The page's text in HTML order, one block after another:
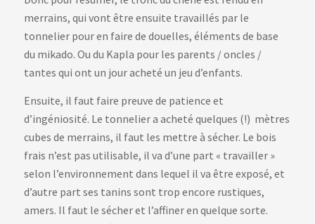
merrains, qui vont être ensuite travaillés par le
tonnelier pour en faire de douelles, éléments de base
du mikado. Ou du Kapla pour les parents / oncles /
tantes qui ont un jour acheté un jeu d’enfants.
Ensuite, il faut faire preuve de patience et
d’ingéniosité. Le tonnelier a acheté quelques (!) mètres
cubes de merrains, il faut les mettre à sécher. Le bois
frais n’est pas utilisable, il va d’une part « travailler »
selon l’environnement dans lequel il va être exposé, et
d’autre part ses tanins sont trop encore rustiques,
amers. Il faut le sécher et l’affiner en quelque sorte.